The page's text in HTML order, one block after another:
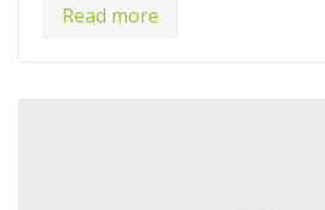
Read more